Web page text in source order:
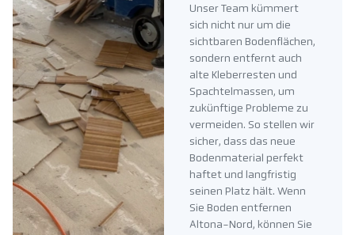
Unser Team kümmert
sich nicht nur um die
sichtbaren Bodenflächen,
sondern entfernt auch
alte Kleberresten und
Spachtelmassen, um
zukünftige Probleme zu
vermeiden. So stellen wir
sicher, dass das neue
Bodenmaterial perfekt
haftet und langfristig
seinen Platz hält. Wenn
Sie Boden entfernen
Altona-Nord, können Sie